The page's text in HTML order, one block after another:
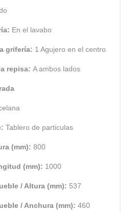
En el lavabo
grifería: 1 Agujero en el centro
repisa:A ambos lados
Tablero de particulas
(mm):800
(mm): 1000
/ Altura (mm): 537
/ Anchura (mm):460